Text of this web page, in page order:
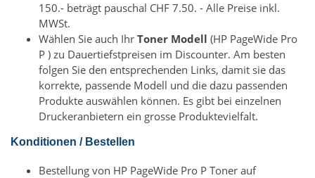
150.- beträgt pauschal CHF 7.50. - Alle Preise inkl.
MWSt.
Wählen Sie auch Ihr Toner Modell (HP PageWide Pro
P ) zu Dauertiefstpreisen im Discounter. Am besten
folgen Sie den entsprechenden Links, damit sie das
korrekte, passende Modell und die dazu passenden
Produkte auswählen können. Es gibt bei einzelnen
Druckeranbietern ein grosse Produktevielfalt.
Konditionen / Bestellen
Bestellung von HP PageWide Pro P Toner auf